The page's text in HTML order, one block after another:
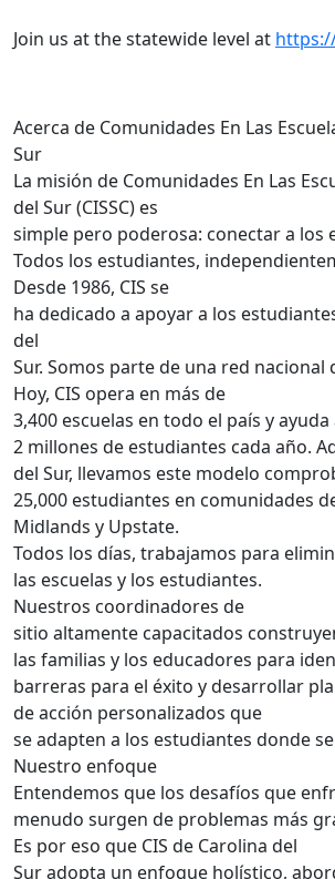
Join us at the statewide level at
Acerca de Comunidades En Las
Sur
La misión de Comunidades En Las
del Sur (CISSC) es
simple pero poderosa: conectar a los
Todos los estudiantes,
Desde 1986, CIS se
ha dedicado a apoyar a los
del
Sur. Somos parte de una red nacional
Hoy, CIS opera en más de
3,400 escuelas en todo el país y ayuda
2 millones de estudiantes cada año.
del Sur, llevamos este modelo
25,000 estudiantes en comunidades
Midlands y Upstate.
Todos los días, trabajamos para
las escuelas y los estudiantes.
Nuestros coordinadores de
sitio altamente capacitados
las familias y los educadores para
barreras para el éxito y desarrollar
de acción personalizados que
se adapten a los estudiantes donde
Nuestro enfoque
Entendemos que los desafíos que
menudo surgen de problemas más
Es por eso que CIS de Carolina del
Sur adopta un enfoque holístico,